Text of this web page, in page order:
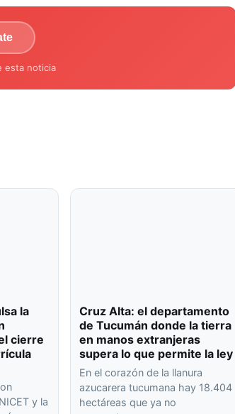
esta noticia
la
cierre
y la
Cruz Alta: el departamento
de Tucumán donde la tierra
en manos extranjeras
supera lo que permite la ley
En el corazón de la llanura
azucarera tucumana hay 18.404
hectáreas que ya no